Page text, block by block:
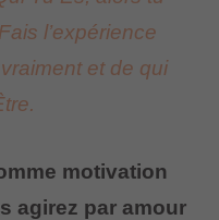
l’expérience
et de qui
motivation
agirez par amour